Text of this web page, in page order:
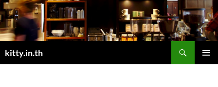
Skip
to
content
kitty.in.th